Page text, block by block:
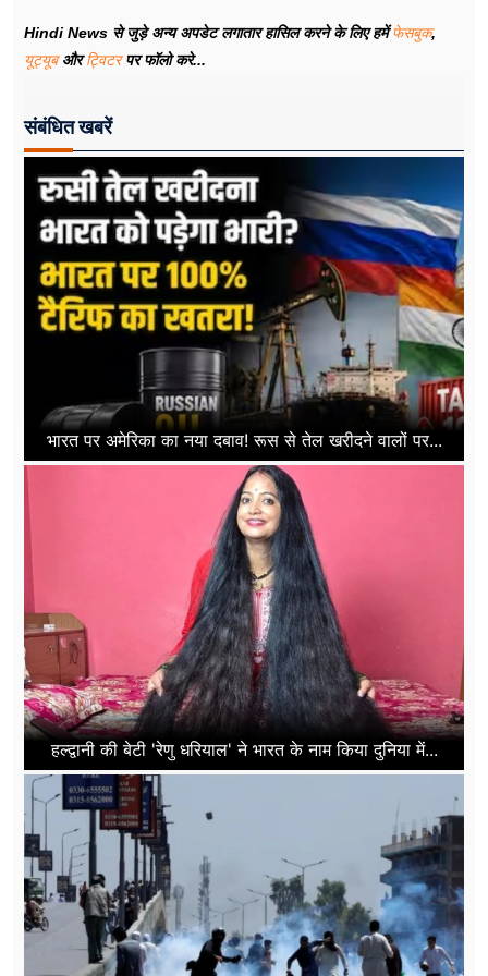
Hindi News से जुड़े अन्य अपडेट लगातार हासिल करने के लिए हमेंफेसबुक,
यूट्यूबऔरट्विटरपर फॉलो करे...
संबंधित खबरें
भारत पर अमेरिका का नया दबाव! रूस से तेल खरीदने वालों पर...
हल्द्वानी की बेटी 'रेणु धरियाल' ने भारत के नाम किया दुनिया में...